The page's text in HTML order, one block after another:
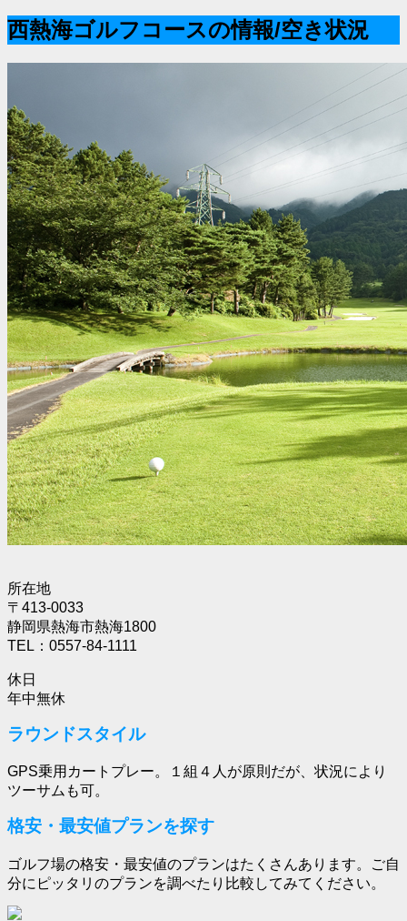
西熱海ゴルフコースの情報/空き状況
所在地
〒413-0033
静岡県熱海市熱海1800
TEL：0557-84-1111
休日
年中無休
ラウンドスタイル
GPS乗用カートプレー。１組４人が原則だが、状況により
ツーサムも可。
格安・最安値プランを探す
ゴルフ場の格安・最安値のプランはたくさんあります。ご自
分にピッタリのプランを調べたり比較してみてください。